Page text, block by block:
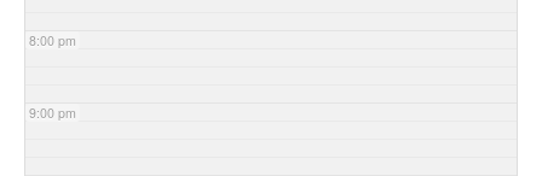
8:00 pm
9:00 pm